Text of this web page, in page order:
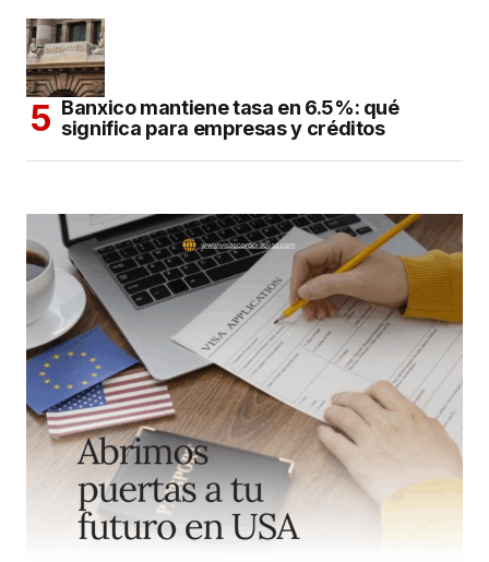
Banxico mantiene tasa en 6.5%: qué
significa para empresas y créditos